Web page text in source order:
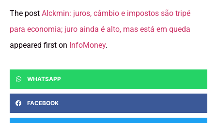
The post Alckmin: juros, câmbio e impostos são tripé
para economia; juro ainda é alto, mas está em queda
appeared first on InfoMoney.
WHATSAPP
FACEBOOK